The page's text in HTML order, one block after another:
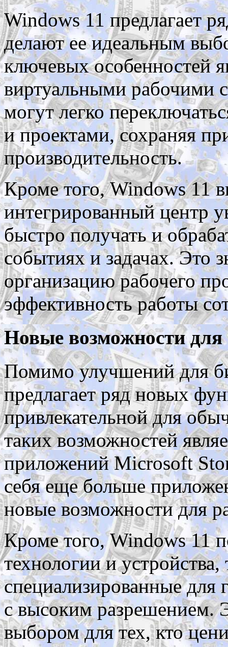
Windows 11 предлагает
делают ее идеальным
ключевых особенностей
виртуальными рабочими
могут легко
и проектами, сохраняя
производительность.
Кроме того, Windows 11
интегрированный центр
быстро получать и
событиях и задачах. Это
организацию рабочего
эффективность работы
Новые возможности для
Помимо улучшений для
предлагает ряд новых
привлекательной для
таких возможностей
приложений Microsoft
себя еще больше
новые возможности для
Кроме того, Windows 11
технологии и устройства,
специализированные
с высоким разрешением.
выбором для тех, кто